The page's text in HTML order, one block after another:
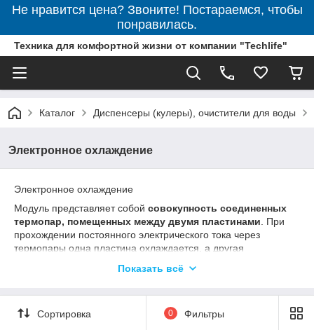
Не нравится цена? Звоните! Постараемся, чтобы
понравилась.
Техника для комфортной жизни от компании "Techlife"
Каталог Диспенсеры (кулеры), очистители для воды
Электронное охлаждение
Электронное охлаждение
Модуль представляет собой совокупность соединенных
термопар, помещенных между двумя пластинами . При
прохождении постоянного электрического тока через
термопары одна пластина охлаждается, а другая
Производительность охлаждения 0,5-0,7 л/ч, температура
охлаждения до 15 °C.
Показать всё
Сортировка 0 Фильтры